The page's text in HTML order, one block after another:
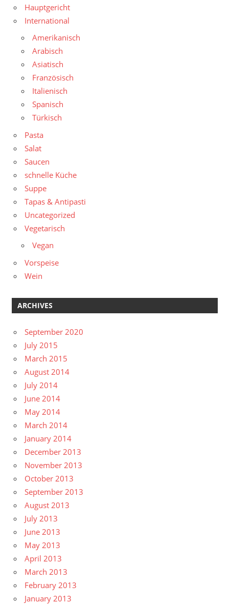
Hauptgericht
International
Amerikanisch
Arabisch
Asiatisch
Französisch
Italienisch
Spanisch
Türkisch
Pasta
Salat
Saucen
schnelle Küche
Suppe
Tapas & Antipasti
Uncategorized
Vegetarisch
Vegan
Vorspeise
Wein
ARCHIVES
September 2020
July 2015
March 2015
August 2014
July 2014
June 2014
May 2014
March 2014
January 2014
December 2013
November 2013
October 2013
September 2013
August 2013
July 2013
June 2013
May 2013
April 2013
March 2013
February 2013
January 2013